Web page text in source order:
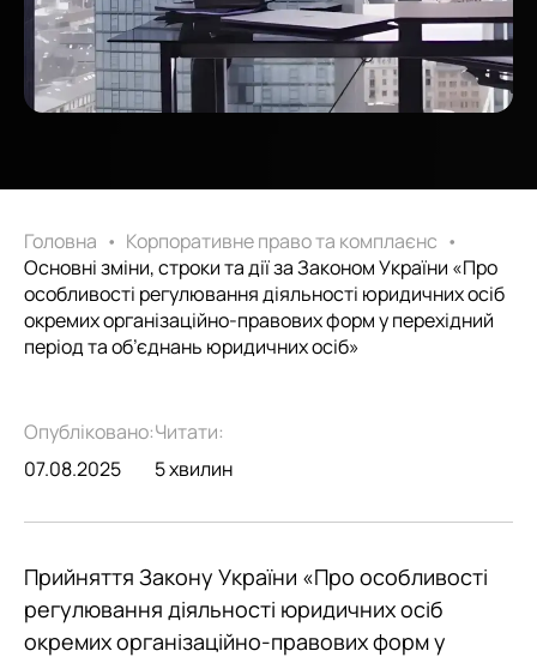
Головна • Корпоративне право та комплаєнс •
Основні зміни, строки та дії за Законом України «Про
особливості регулювання діяльності юридичних осіб
окремих організаційно-правових форм у перехідний
період та об’єднань юридичних осіб»
Опубліковано:
07.08.2025
Читати:
5 хвилин
Прийняття Закону України «Про особливості
регулювання діяльності юридичних осіб
окремих організаційно-правових форм у